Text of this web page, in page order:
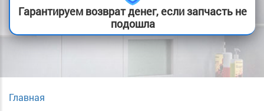
Гарантируем возврат денег, если запчасть не
подошла
Главная